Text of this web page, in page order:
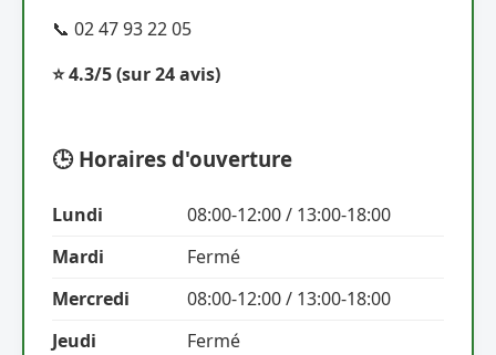
📞 02 47 93 22 05
⭐ 4.3/5(sur 24 avis)
🕒 Horaires d'ouverture
Lundi
08:00-12:00 / 13:00-18:00
Mardi
Fermé
Mercredi
08:00-12:00 / 13:00-18:00
Jeudi
Fermé